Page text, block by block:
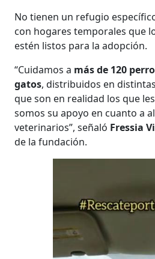
No tienen un refugio
con hogares temporales que
estén listos para la adopción.
“Cuidamos a más de 120
gatos, distribuidos en
que son en realidad los que
somos su apoyo en cuanto a
veterinarios”, señaló Fressia
de la fundación.